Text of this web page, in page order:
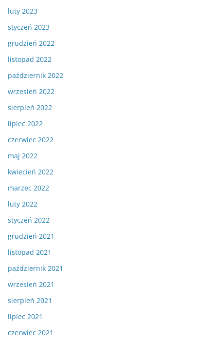
luty 2023
styczeń 2023
grudzień 2022
listopad 2022
październik 2022
wrzesień 2022
sierpień 2022
lipiec 2022
czerwiec 2022
maj 2022
kwiecień 2022
marzec 2022
luty 2022
styczeń 2022
grudzień 2021
listopad 2021
październik 2021
wrzesień 2021
sierpień 2021
lipiec 2021
czerwiec 2021